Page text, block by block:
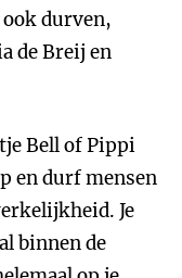
durven,
de Breij en
Bell of Pippi
en durf mensen
Je
binnen de